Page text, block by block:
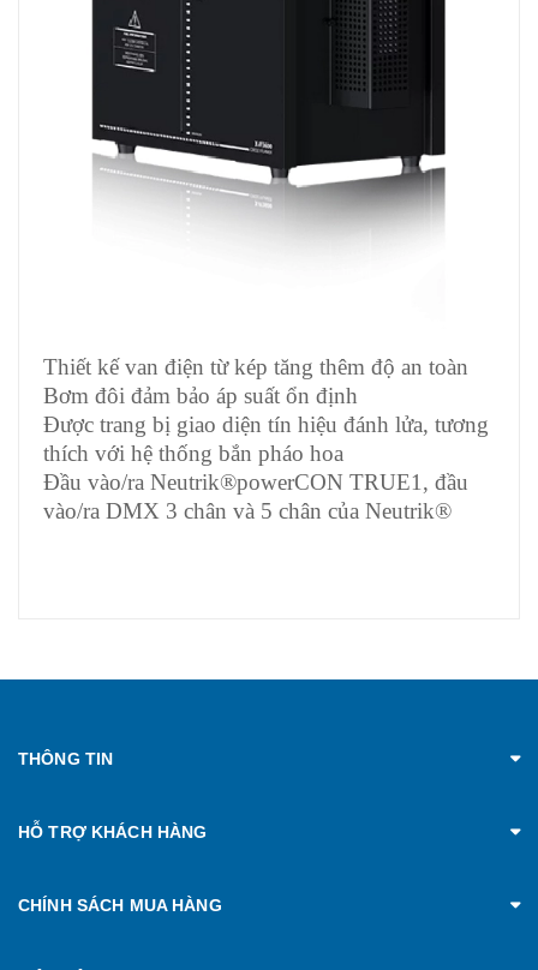
Thiết kế van điện từ kép tăng thêm độ an toàn
Bơm đôi đảm bảo áp suất ổn định
Được trang bị giao diện tín hiệu đánh lửa, tương
thích với hệ thống bắn pháo hoa
Đầu vào/ra Neutrik®powerCON TRUE1, đầu
vào/ra DMX 3 chân và 5 chân của Neutrik®
THÔNG TIN
HỖ TRỢ KHÁCH HÀNG
CHÍNH SÁCH MUA HÀNG